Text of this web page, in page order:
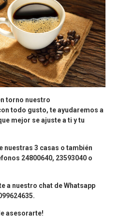
torno nuestro
todo gusto, te ayudaremos a
mejor se ajuste a ti y tu
nuestras 3 casas o también
24800640, 23593040 o
a nuestro chat de Whatsapp
asesorarte!